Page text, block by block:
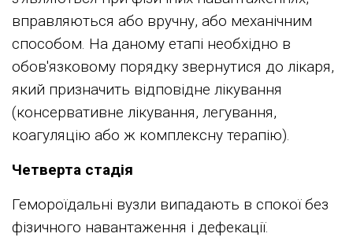
вправляються або вручну, або механічним
способом. На даному етапі необхідно в
обов'язковому порядку звернутися до лікаря,
який призначить відповідне лікування
(консервативне лікування, легування,
коагуляцію або ж комплексну терапію).
Четверта стадія
Гемороїдальні вузли випадають в спокої без
фізичного навантаження і дефекації.